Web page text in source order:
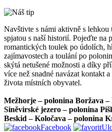
Navštivte s námi aktivně s
spjatou s naší historií. Pojeďte na
romantických toulek po údolích,
zajímavostech a toulání po
skýtá netušené možnosti a díky
více než snadné navázat kontakt
života místních obyvatel.
Mežhorje – polonina Boržava –
Siněvirské jezero – polonina
Beskid – Koločava – polonina
Facebook